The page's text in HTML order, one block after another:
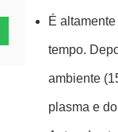
É
tempo.
ambiente
plasma e